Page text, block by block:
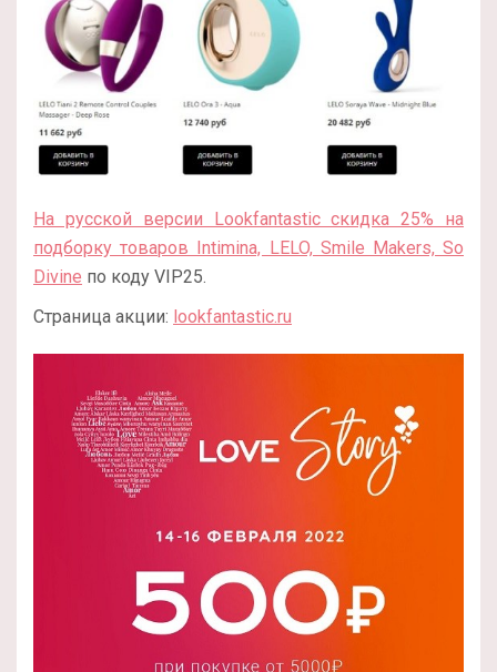
На русской версии Lookfantastic скидка 25% на
подборку товаров Intimina, LELO, Smile Makers, So
Divine по коду VIP25.
Страница акции: lookfantastic.ru